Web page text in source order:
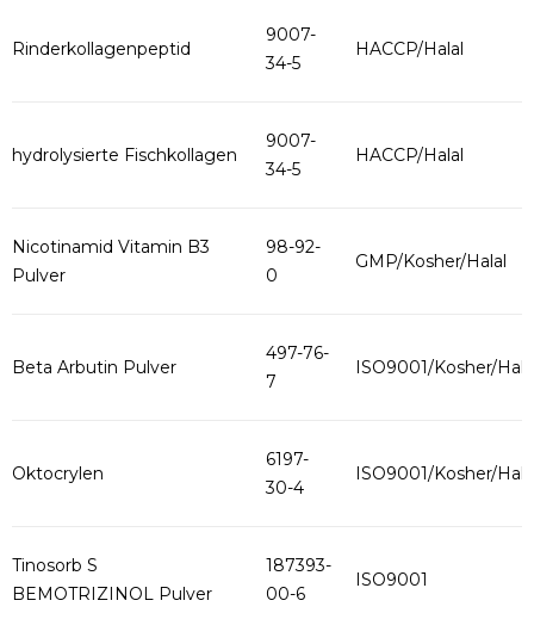
Rinderkollagenpeptid
9007-
34-5
HACCP/Halal
hydrolysierte Fischkollagen
9007-
34-5
HACCP/Halal
Nicotinamid Vitamin B3
Pulver
98-92-
0
GMP/Kosher/Halal
Beta Arbutin Pulver
497-76-
7
ISO9001/Kosher/
Oktocrylen
6197-
30-4
ISO9001/Kosher/
Tinosorb S
BEMOTRIZINOL Pulver
187393-
00-6
ISO9001